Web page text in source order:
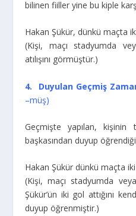
bilinen fiiller yine bu kiple
Hakan Şükür, dünkü maçta
(Kişi, maçı stadyumda
atılışını görmüştür.)
4. Duyulan Geçmiş
–müş)
Geçmişte yapılan, kişinin
başkasından duyup
Hakan Şükür dünkü maçta
(Kişi, maçı stadyumda
Şükür’ün iki gol attığını
duyup öğrenmiştir.)